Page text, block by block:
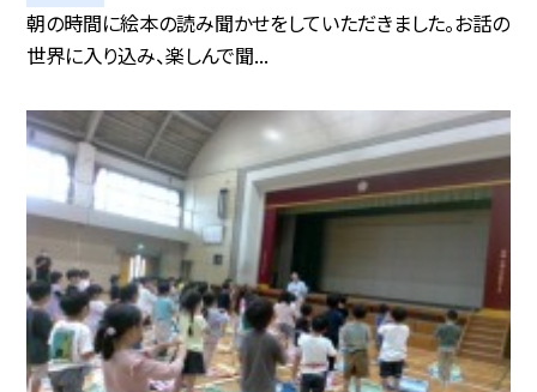
朝の時間に絵本の読み聞かせをしていただきました。お話の
世界に入り込み、楽しんで聞...